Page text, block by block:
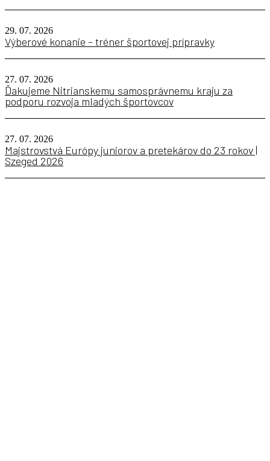
29. 07. 2026
Výberové konanie – tréner športovej prípravky
27. 07. 2026
Ďakujeme Nitrianskemu samosprávnemu kraju za
podporu rozvoja mladých športovcov
27. 07. 2026
Majstrovstvá Európy juniorov a pretekárov do 23 rokov |
Szeged 2026